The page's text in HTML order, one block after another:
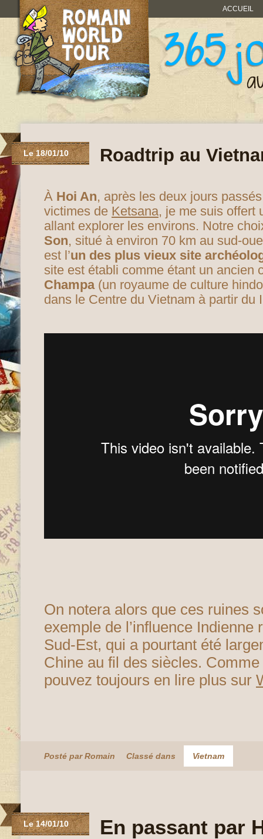
ACCUEIL
Le 18/01/10 Roadtrip au
À Hoi An, après les deux jours
victimes de Ketsana, je me suis offert
allant explorer les environs. Notre
Son, situé à environ 70 km au sud-
est l’un des plus vieux site
site est établi comme étant un ancien
Champa(un royaume de culture
dans le Centre du Vietnam à partir du
On notera alors que ces ruines
exemple de l’influence Indienne
Sud-Est, qui a pourtant été
Chine au fil des siècles. Comme
pouvez toujours en lire plus sur
Posté par Romain Classé dans Vietnam
Le 14/01/10 En passant par